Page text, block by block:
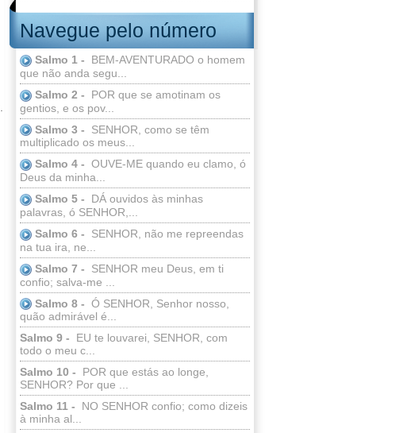
Navegue pelo número
Salmo 1 -
BEM-AVENTURADO o homem
que não anda segu...
Salmo 2 -
POR que se amotinam os
gentios, e os pov...
Salmo 3 -
SENHOR, como se têm
multiplicado os meus...
Salmo 4 - OUVE-ME quando eu clamo, ó
Deus da minha...
Salmo 5 -
DÁ ouvidos às minhas
palavras, ó SENHOR,...
Salmo 6 -
SENHOR, não me repreendas
na tua ira, ne...
Salmo 7 -
SENHOR meu Deus, em ti
confio; salva-me ...
Salmo 8 - Ó SENHOR, Senhor nosso,
quão admirável é...
Salmo 9 -
EU te louvarei, SENHOR, com
todo o meu c...
Salmo 10 -
POR que estás ao longe,
SENHOR? Por que ...
Salmo 11 -
NO SENHOR confio; como dizeis
à minha al...